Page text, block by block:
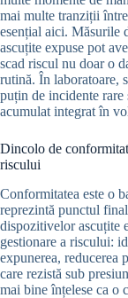
mai multe tranziții
esențial aici. Măsurile
ascuțite expuse pot
scad riscul nu doar o
rutină. În laboratoare,
puțin de incidente
acumulat integrat în
Dincolo de
riscului
Conformitatea este o
reprezintă punctul
dispozitivelor ascuțite
gestionare a riscului:
expunerea, reducerea
care rezistă sub
mai bine înțelese ca o